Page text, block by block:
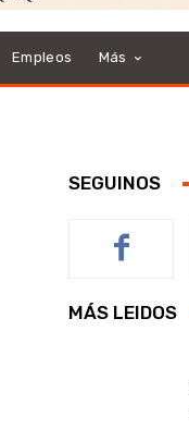
Empleos Más
SEGUINOS
MÁS LEIDOS